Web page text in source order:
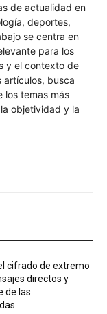
de actualidad en
deportes,
se centra en
para los
y el contexto de
artículos, busca
los temas más
objetividad y la
cifrado de extremo
directos y
de las